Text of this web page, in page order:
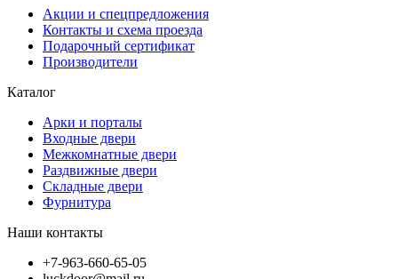
Акции и спецпредложения
Контакты и схема проезда
Подарочный сертификат
Производители
Каталог
Арки и порталы
Входные двери
Межкомнатные двери
Раздвижные двери
Складные двери
Фурнитура
Наши контакты
+7-963-660-65-05